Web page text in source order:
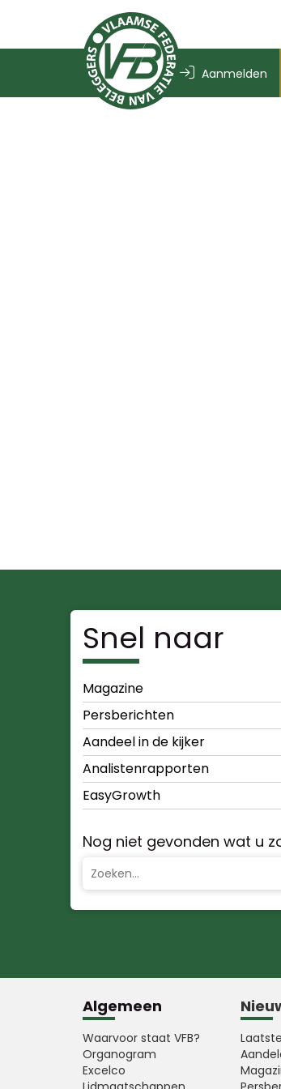
Aanmelden
Snel naar
Magazine
Persberichten
Aandeel in de kijker
Analistenrapporten
EasyGrowth
Nog niet gevonden wat u
Algemeen
Waarvoor staat VFB?
Organogram
Excelco